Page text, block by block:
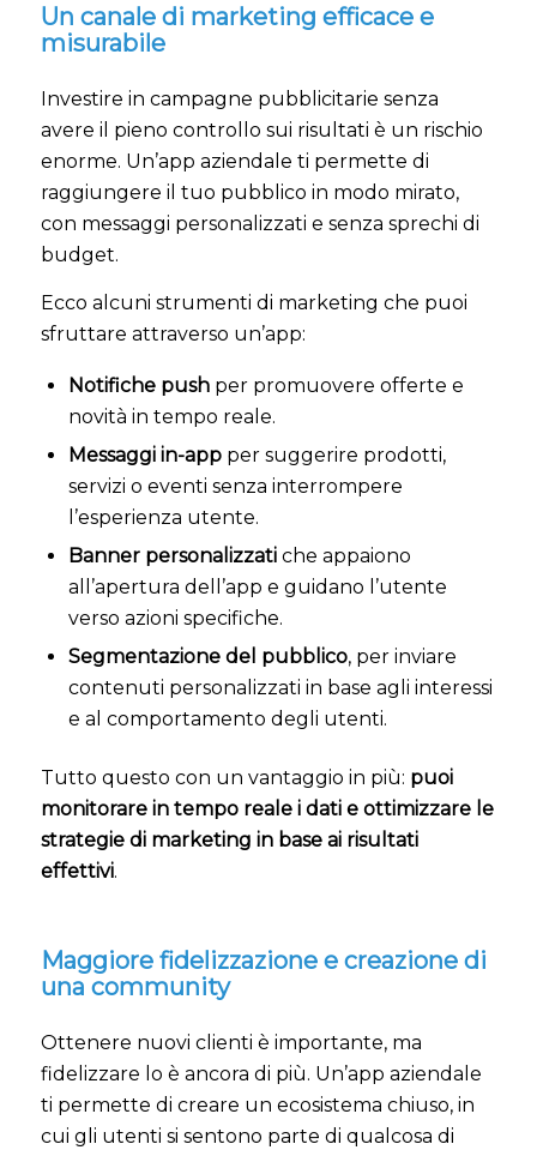
Un canale di marketing efficace e
misurabile
Investire in campagne pubblicitarie senza
avere il pieno controllo sui risultati è un rischio
enorme. Un’app aziendale ti permette di
raggiungere il tuo pubblico in modo mirato,
con messaggi personalizzati e senza sprechi di
budget.
Ecco alcuni strumenti di marketing che puoi
sfruttare attraverso un’app:
Notifiche pushper promuovere offerte e
novità in tempo reale.
Messaggi in-appper suggerire prodotti,
servizi o eventi senza interrompere
l’esperienza utente.
Banner personalizzatiche appaiono
all’apertura dell’app e guidano l’utente
verso azioni specifiche.
Segmentazione del pubblico, per inviare
contenuti personalizzati in base agli interessi
e al comportamento degli utenti.
Tutto questo con un vantaggio in più: puoi
monitorare in tempo reale i dati e ottimizzare le
strategie di marketing in base ai risultati
effettivi.
Maggiore fidelizzazione e creazione di
una community
Ottenere nuovi clienti è importante, ma
fidelizzare lo è ancora di più. Un’app aziendale
ti permette di creare un ecosistema chiuso, in
cui gli utenti si sentono parte di qualcosa di